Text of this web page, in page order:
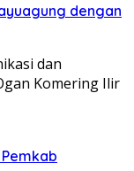
dengan
dan
Komering Ilir